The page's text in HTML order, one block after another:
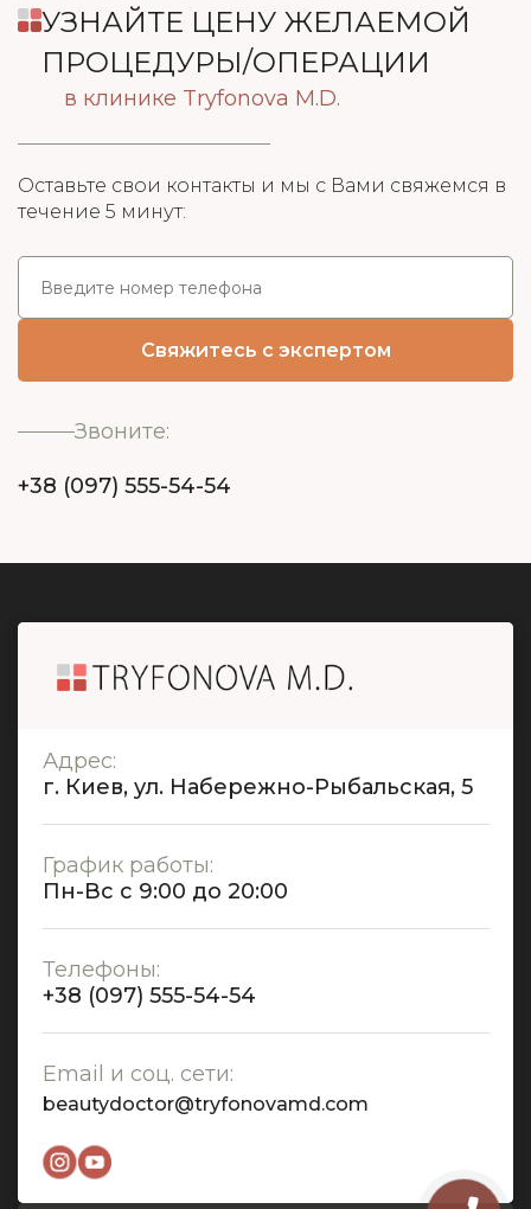
УЗНАЙТЕ ЦЕНУ ЖЕЛАЕМОЙ
ПРОЦЕДУРЫ/ОПЕРАЦИИ
в клинике Tryfonova M.D.
Оставьте свои контакты и мы с Вами свяжемся в
течение 5 минут:
Звоните:
+38 (097) 555-54-54
Адрес:
г. Киев, ул. Набережно-Рыбальская, 5
График работы:
Пн-Вс с 9:00 до 20:00
Телефоны:
+38 (097) 555-54-54
Email и соц. сети:
beautydoctor@tryfonovamd.com